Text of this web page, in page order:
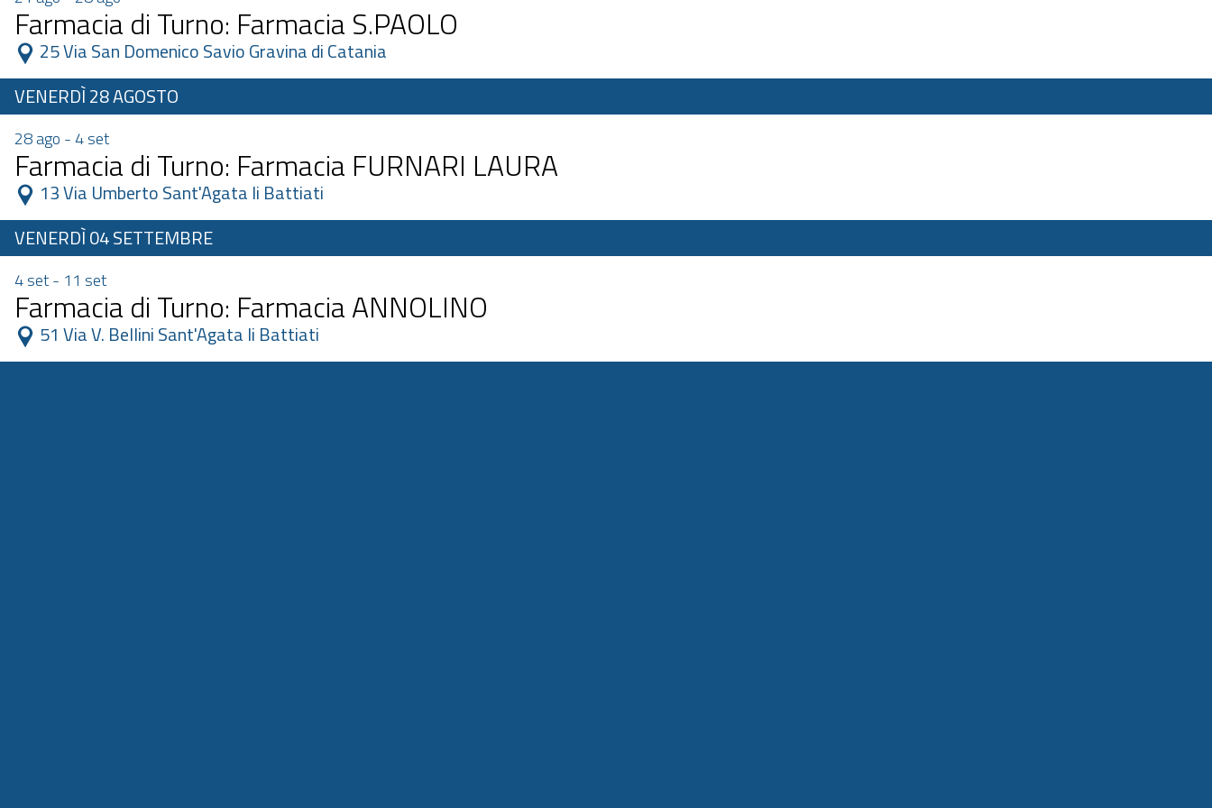
Farmacia di Turno: Farmacia S.PAOLO
VENERDÌ 28 AGOSTO
28 ago - 4 set
Farmacia di Turno: Farmacia FURNARI LAURA
VENERDÌ 04 SETTEMBRE
4 set - 11 set
Farmacia di Turno: Farmacia ANNOLINO